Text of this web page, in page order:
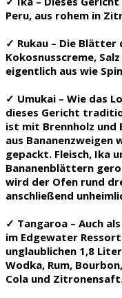
Peru, aus rohem in
✓ Rukau – Die Blätter
Kokosnusscreme,
eigentlich aus wie
✓ Umukai – Wie das
dieses Gericht
ist mit Brennholz und
aus Bananenzweigen
gepackt. Fleisch, Ika
Bananenblättern
wird der Ofen rund
anschließend
✓ Tangaroa – Auch
im Edgewater
unglaublichen 1,8
Wodka, Rum,
Cola und